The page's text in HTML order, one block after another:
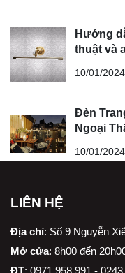
Hướng
thuật và
10/01/2024
Đèn
Ngoại
10/01/2024
LIÊN HỆ
Địa chỉ: Số 9 Nguyễn
Mở cửa: 8h00 đến